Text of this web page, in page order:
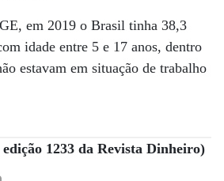
em 2019 o Brasil tinha 38,3
idade entre 5 e 17 anos, dentro
estavam em situação de trabalho
1233 da Revista Dinheiro)